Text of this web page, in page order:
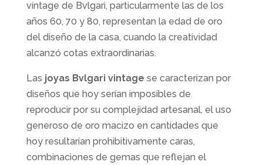
vintage de Bvlgari, particularmente las de los
años 60, 70 y 80, representan la edad de oro
del diseño de la casa, cuando la creatividad
alcanzó cotas extraordinarias.
Las joyas Bvlgari vintage se caracterizan por
diseños que hoy serían imposibles de
reproducir por su complejidad artesanal, el uso
generoso de oro macizo en cantidades que
hoy resultarían prohibitivamente caras,
combinaciones de gemas que reflejan el